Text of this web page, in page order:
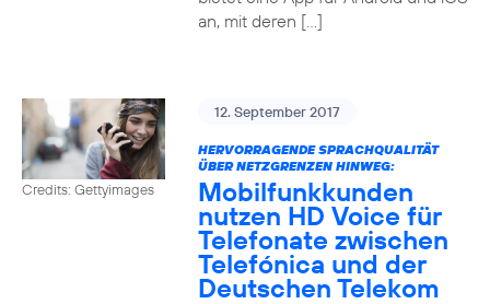
an, mit deren […]
Credits: Gettyimages
12. September 2017
HERVORRAGENDE SPRACHQUALITÄT
ÜBER NETZGRENZEN HINWEG:
Mobilfunkkunden
nutzen HD Voice für
Telefonate zwischen
Telefónica und der
Deutschen Telekom